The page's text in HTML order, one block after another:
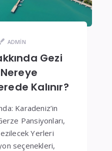
ADMIN
Gezi
Kalınır?
Karadeniz’in
Pansiyonları,
Yerleri
seçenekleri,